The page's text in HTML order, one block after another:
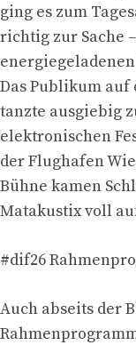
ging es zum
richtig zur Sache
Das Publikum auf
tanzte ausgiebig
elektronischen
der Flughafen
Bühne kamen
Matakustix voll
#dif26
Auch abseits der